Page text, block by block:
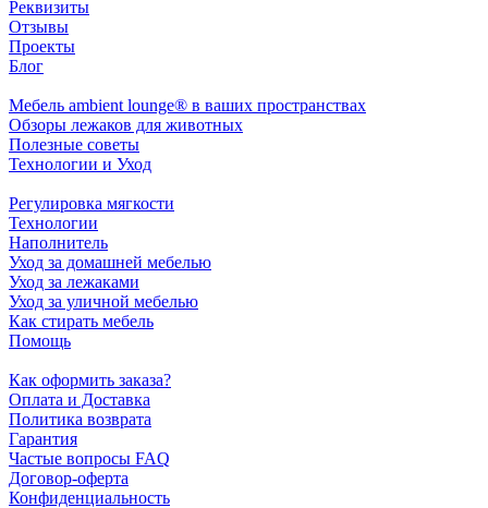
Реквизиты
Отзывы
Проекты
Блог
Мебель ambient lounge® в ваших пространствах
Обзоры лежаков для животных
Полезные советы
Технологии и Уход
Регулировка мягкости
Технологии
Наполнитель
Уход за домашней мебелью
Уход за лежаками
Уход за уличной мебелью
Как стирать мебель
Помощь
Как оформить заказа?
Оплата и Доставка
Политика возврата
Гарантия
Частые вопросы FAQ
Договор-оферта
Конфиденциальность